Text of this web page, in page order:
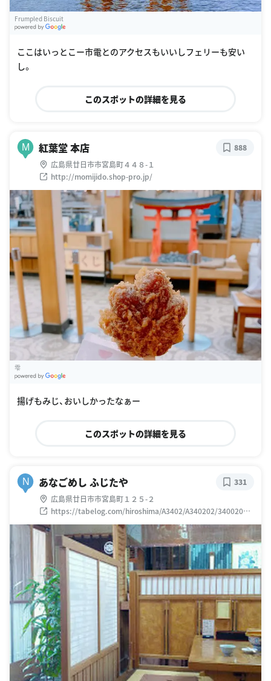
Frumpled Biscuit
ここはいっとこー市電とのアクセスもいいしフェリーも安い
し。
このスポットの詳細を見る
M 紅葉堂 本店
広島県廿日市市宮島町４４８-１
http://momijido.shop-pro.jp/
888
雫
揚げもみじ、おいしかったなぁー
このスポットの詳細を見る
N あなごめし ふじたや
広島県廿日市市宮島町１２５-２
https://tabelog.com/hiroshima/A3402/A340202/34002045
/
331